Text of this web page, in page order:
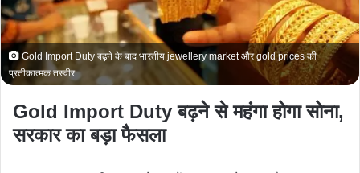
a
i
Gold Import Duty बढ़ने के बाद भारतीय jewellery market और gold prices की
प्रतीकात्मक तस्वीर
Gold Import Duty बढ़ने से महंगा होगा सोना,
सरकार का बड़ा फैसला